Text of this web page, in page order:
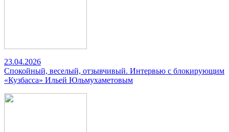
23.04.2026
Спокойный, веселый, отзывчивый. Интервью с блокирующим
«Кузбасса» Ильей Юльмухаметовым